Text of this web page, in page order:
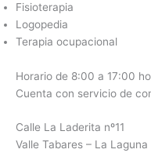
Fisioterapia
Logopedia
Terapia ocupacional
Horario de 8:00 a 17:00
Cuenta con servicio de
Calle La Laderita nº11
Valle Tabares – La Laguna